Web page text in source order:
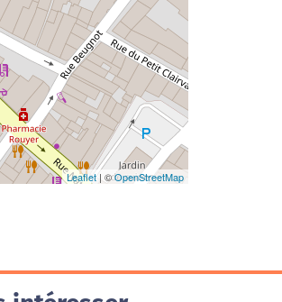
Leaflet | ©OpenStreetMap